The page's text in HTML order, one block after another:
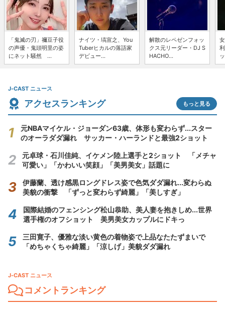
「鬼滅の刃」禰豆子役
の声優・鬼頭明里の姿
にネット騒然 ...
ナイツ・塙宣之、You
Tuberヒカルの落語家
デビュー...
解散のレペゼンフォッ
クス元リーダー・DJ S
HACHO...
J-CAST ニュース
アクセスランキング もっと見る
元NBAマイケル・ジョーダン63歳、体形も変わらず...スター
のオーラダダ漏れ サッカー・ハーランドと最強2ショット
元卓球・石川佳純、イケメン陸上選手と2ショット 「メチャ
可愛い」「かわいい笑顔」「美男美女」話題に
伊藤蘭、透け感黒ロングドレス姿で色気ダダ漏れ...変わらぬ
美貌の衝撃 「ずっと変わらず綺麗」「美しすぎ」
国際結婚のフェンシング松山恭助、美人妻を抱きしめ...世界
選手権のオフショット 美男美女カップルにドキっ
三田寛子、優雅な淡い黄色の着物姿で上品なたたずまいで
「めちゃくちゃ綺麗」「涼しげ」美貌ダダ漏れ
J-CAST ニュース
コメントランキング